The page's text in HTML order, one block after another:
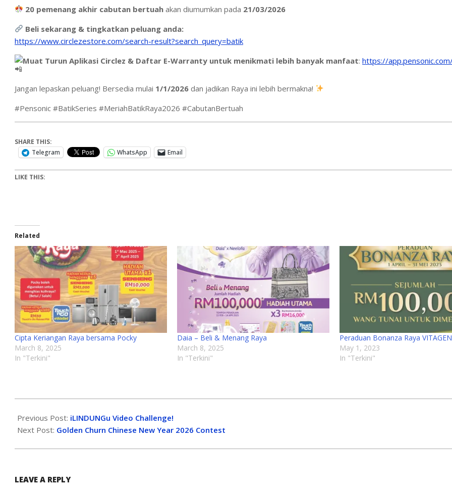
20 pemenang akhir cabutan bertuah akan diumumkan pada 21/03/2026
Beli sekarang & tingkatkan peluang anda:
https://www.circlezestore.com/search-result?search_query=batik
Muat Turun Aplikasi Circlez & Daftar E-Warranty untuk menikmati lebih banyak manfaat: https://
Jangan lepaskan peluang! Bersedia mulai 1/1/2026 dan jadikan Raya ini lebih bermakna!
#Pensonic #BatikSeries #MeriahBatikRaya2026 #CabutanBertuah
SHARE THIS:
Telegram
WhatsApp Email
LIKE THIS:
Related
Cipta Keriangan Raya bersama Pocky
March 8, 2025
In "Terkini"
Daia – Beli & Menang Raya
March 8, 2025
In "Terkini"
Peraduan Bonanza Raya VITAGEN
May 1, 2023
In "Terkini"
Previous Post: iLINDUNGu Video Challenge!
Next Post: Golden Churn Chinese New Year 2026 Contest
LEAVE A REPLY